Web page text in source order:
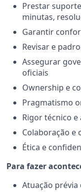
Prestar
minutas,
Garantir
Revisar e
Assegurar
oficiais
Ownership e
Pragmatismo
Rigor técnico
Colaboração e
Ética e
Para fazer
Atuação